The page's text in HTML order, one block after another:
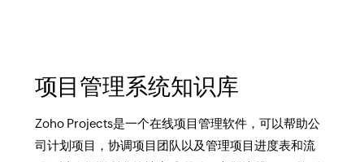
项目管理系统知识库
Zoho Projects是一个在线项目管理软件，可以帮助公
司计划项目，协调项目团队以及管理项目进度表和流